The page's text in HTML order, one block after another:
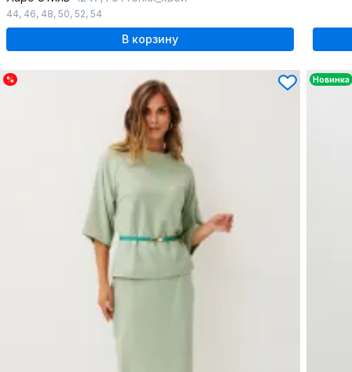
44, 46, 48, 50, 52, 54
В корзину
% Новинка